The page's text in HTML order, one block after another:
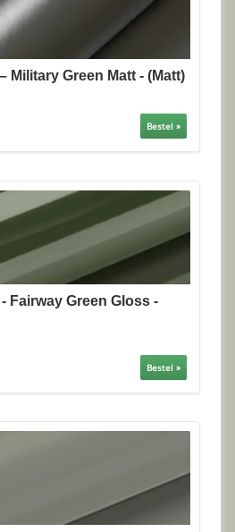
Military Green Matt - (Matt)
Bestel »
Fairway Green Gloss -
Bestel »